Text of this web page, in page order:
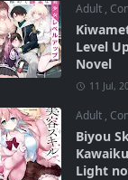
Adult ,
Level
Novel
11 Jul,
Adult ,
Biyou
Light